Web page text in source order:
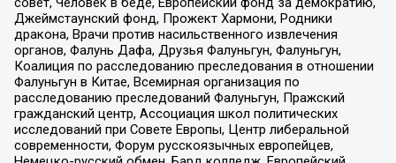
Джеймстаунский фонд, Прожект Хармони, Родники
дракона, Врачи против насильственного извлечения
органов, Фалунь Дафа, Друзья Фалуньгун, Фалуньгун,
Коалиция по расследованию преследования в отношении
Фалуньгун в Китае, Всемирная организация по
расследованию преследований Фалуньгун, Пражский
гражданский центр, Ассоциация школ политических
исследований при Совете Европы, Центр либеральной
современности, Форум русскоязычных европейцев,